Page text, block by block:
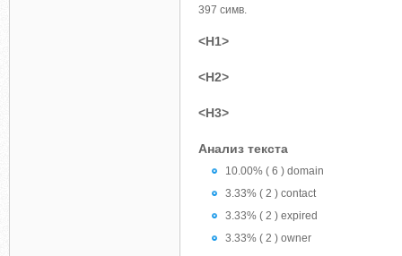
397 симв.
<H1>
<H2>
<H3>
Анализ текста
10.00% ( 6 ) domain
3.33% ( 2 ) contact
3.33% ( 2 ) expired
3.33% ( 2 ) owner